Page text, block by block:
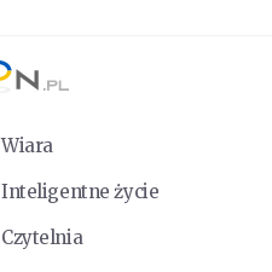
Wiara
Inteligentne życie
Czytelnia